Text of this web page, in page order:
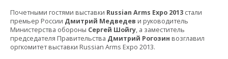
Почетными гостями выставки Russian Arms Expo 2013 стали
премьер России Дмитрий Медведев и руководитель
Министерства обороны Сергей Шойгу, а заместитель
председателя Правительства Дмитрий Рогозин возглавил
оргкомитет выставки Russian Arms Expo 2013.